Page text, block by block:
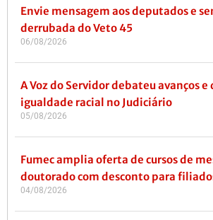
Envie mensagem aos deputados e
derrubada do Veto 45
06/08/2026
A Voz do Servidor debateu avanços e
igualdade racial no Judiciário
05/08/2026
Fumec amplia oferta de cursos de
doutorado com desconto para
04/08/2026